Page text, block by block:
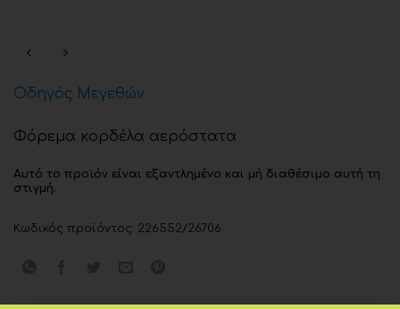
Οδηγός Μεγεθών
Φόρεμα κορδέλα αερόστατα
Αυτό το προϊόν είναι εξαντλημένο και μή διαθέσιμο αυτή τη
στιγμή.
Κωδικός προϊόντος: 226552/26706